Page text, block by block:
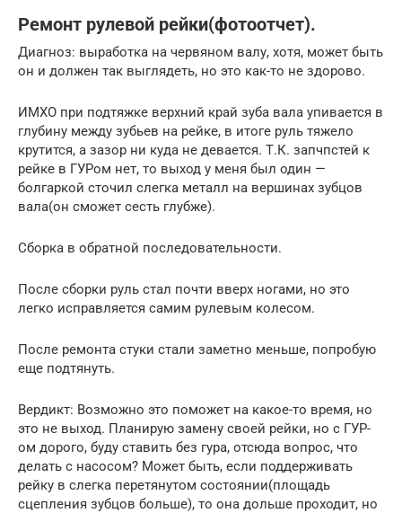
Ремонт рулевой рейки(фотоотчет).
Диагноз: выработка на червяном валу, хотя, может быть
он и должен так выглядеть, но это как-то не здорово.
ИМХО при подтяжке верхний край зуба вала упивается в
глубину между зубьев на рейке, в итоге руль тяжело
крутится, а зазор ни куда не девается. Т.К. запчпстей к
рейке в ГУРом нет, то выход у меня был один —
болгаркой сточил слегка металл на вершинах зубцов
вала(он сможет сесть глубже).
Сборка в обратной последовательности.
После сборки руль стал почти вверх ногами, но это
легко исправляется самим рулевым колесом.
После ремонта стуки стали заметно меньше, попробую
еще подтянуть.
Вердикт: Возможно это поможет на какое-то время, но
это не выход. Планирую замену своей рейки, но с ГУР-
ом дорого, буду ставить без гура, отсюда вопрос, что
делать с насосом? Может быть, если поддерживать
рейку в слегка перетянутом состоянии(площадь
сцепления зубцов больше), то она дольше проходит, но